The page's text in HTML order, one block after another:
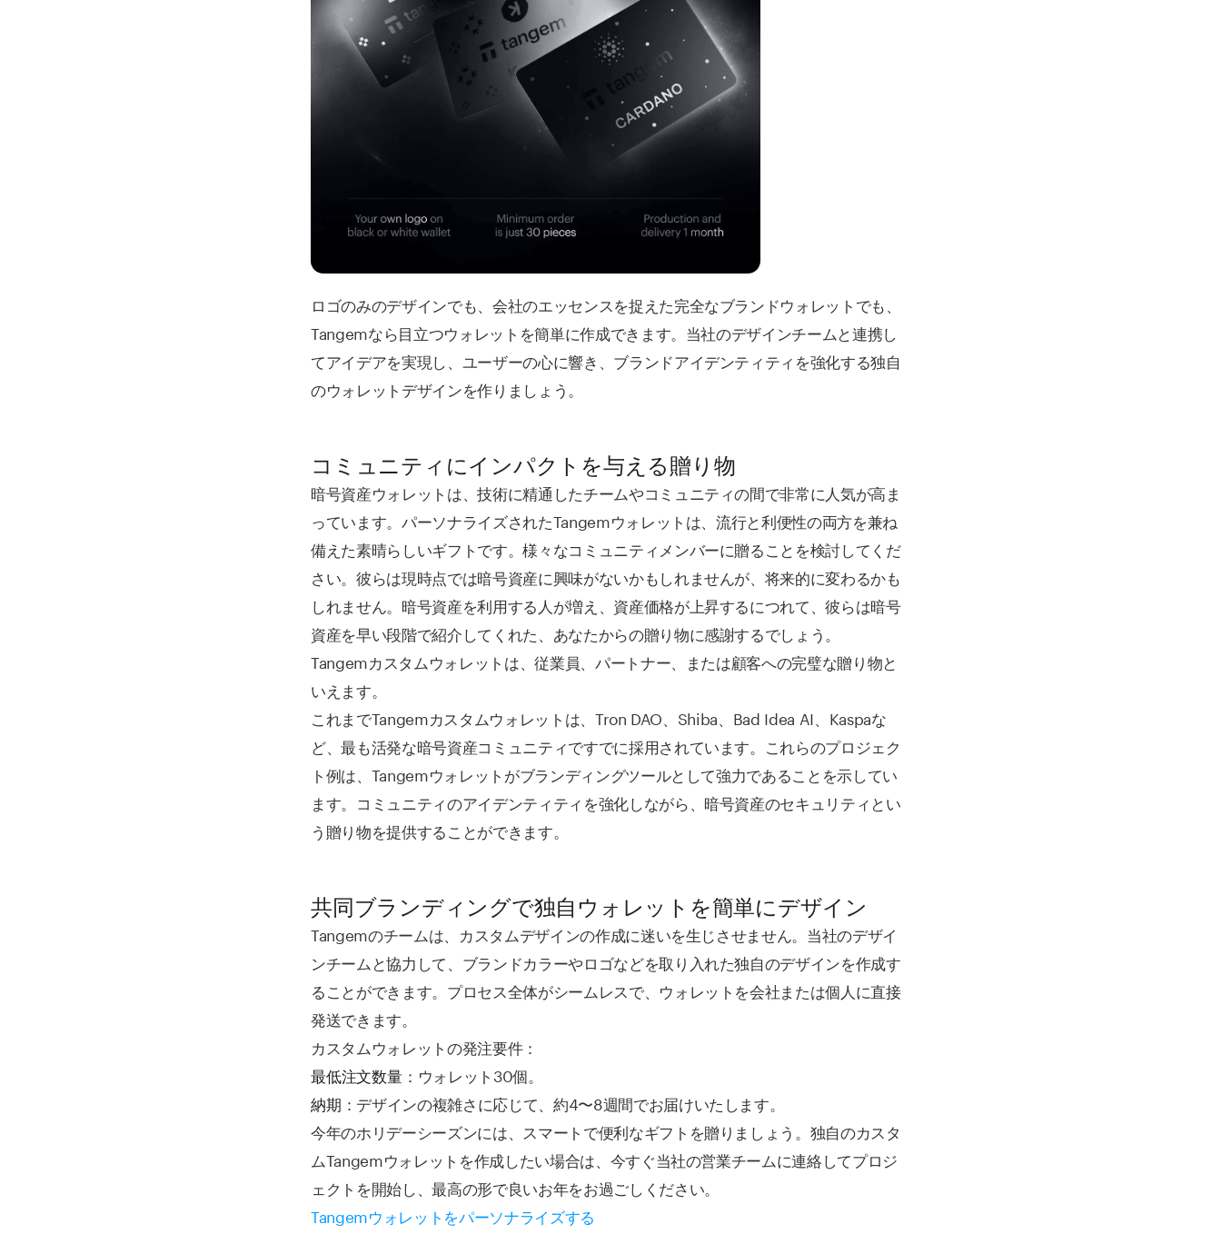
ロゴのみのデザインでも、会社のエッセンスを捉えた完全なブランドウォレットでも、
Tangemなら目立つウォレットを簡単に作成できます。当社のデザインチームと連携し
てアイデアを実現し、ユーザーの心に響き、ブランドアイデンティティを強化する独自
のウォレットデザインを作りましょう。
コミュニティにインパクトを与える贈り物
暗号資産ウォレットは、技術に精通したチームやコミュニティの間で非常に人気が高ま
っています。パーソナライズされたTangemウォレットは、流行と利便性の両方を兼ね
備えた素晴らしいギフトです。様々なコミュニティメンバーに贈ることを検討してくだ
さい。彼らは現時点では暗号資産に興味がないかもしれませんが、将来的に変わるかも
しれません。暗号資産を利用する人が増え、資産価格が上昇するにつれて、彼らは暗号
資産を早い段階で紹介してくれた、あなたからの贈り物に感謝するでしょう。
Tangemカスタムウォレットは、従業員、パートナー、または顧客への完璧な贈り物と
いえます。
これまでTangemカスタムウォレットは、Tron DAO、Shiba、Bad Idea AI、Kaspaな
ど、最も活発な暗号資産コミュニティですでに採用されています。これらのプロジェク
ト例は、Tangemウォレットがブランディングツールとして強力であることを示してい
ます。コミュニティのアイデンティティを強化しながら、暗号資産のセキュリティとい
う贈り物を提供することができます。
共同ブランディングで独自ウォレットを簡単にデザイン
Tangemのチームは、カスタムデザインの作成に迷いを生じさせません。当社のデザイ
ンチームと協力して、ブランドカラーやロゴなどを取り入れた独自のデザインを作成す
ることができます。プロセス全体がシームレスで、ウォレットを会社または個人に直接
発送できます。
カスタムウォレットの発注要件：
最低注文数量：ウォレット30個。
納期 ：デザインの複雑さに応じて、約4〜8週間でお届けいたします。
今年のホリデーシーズンには、スマートで便利なギフトを贈りましょう。独自のカスタ
ムTangemウォレットを作成したい場合は、今すぐ当社の営業チームに連絡してプロジ
ェクトを開始し、最高の形で良いお年をお過ごしください。
Tangemウォレットをパーソナライズする